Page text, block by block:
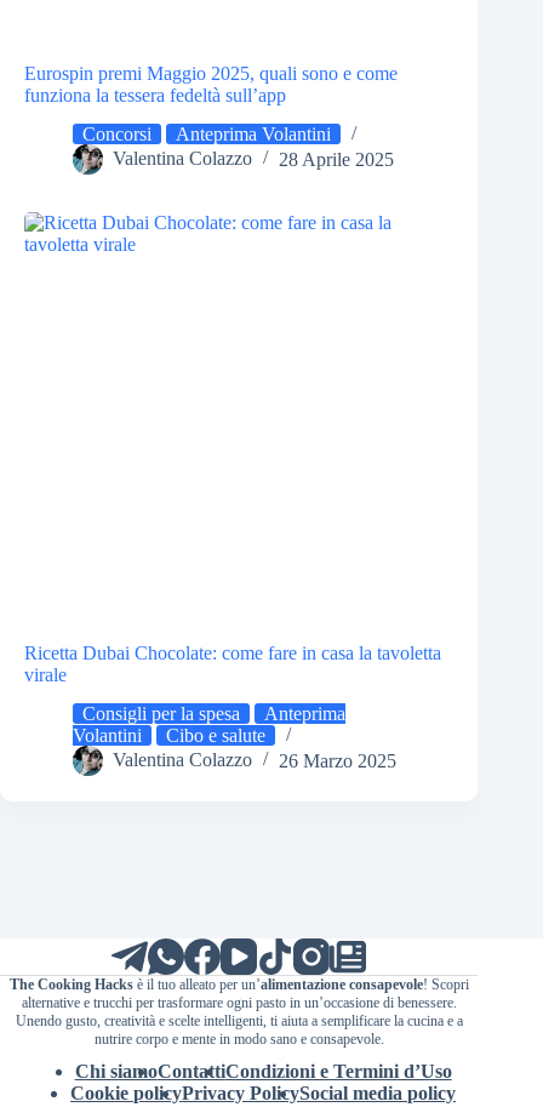
Eurospin premi Maggio 2025, quali sono e come
funziona la tessera fedeltà sull’app
Concorsi
Anteprima Volantini
Valentina Colazzo
28 Aprile 2025
Ricetta Dubai Chocolate: come fare in casa la tavoletta
virale
Consigli per la spesa
Anteprima
Volantini
Cibo e salute
Valentina Colazzo
26 Marzo 2025
The Cooking Hacksè il tuo alleato per un’alimentazione consapevole! Scopri
alternative e trucchi per trasformare ogni pasto in un’occasione di benessere.
Unendo gusto, creatività e scelte intelligenti, ti aiuta a semplificare la cucina e a
nutrire corpo e mente in modo sano e consapevole.
Chi siamoContattiCondizioni e Termini d’Uso
Cookie policyPrivacy PolicySocial media policy